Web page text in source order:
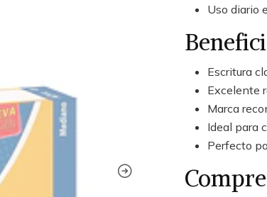
Uso diario
Escritura
Excelente
Marca
Ideal para
Perfecto